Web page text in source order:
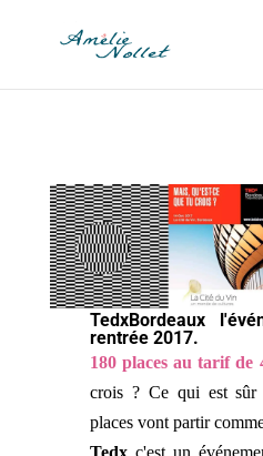
TedxBordeaux
rentrée 2017.
180 places au tarif de
crois ? Ce qui est sûr
places vont partir
Tedxc'est un